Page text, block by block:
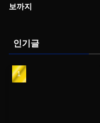
보까지
인기글